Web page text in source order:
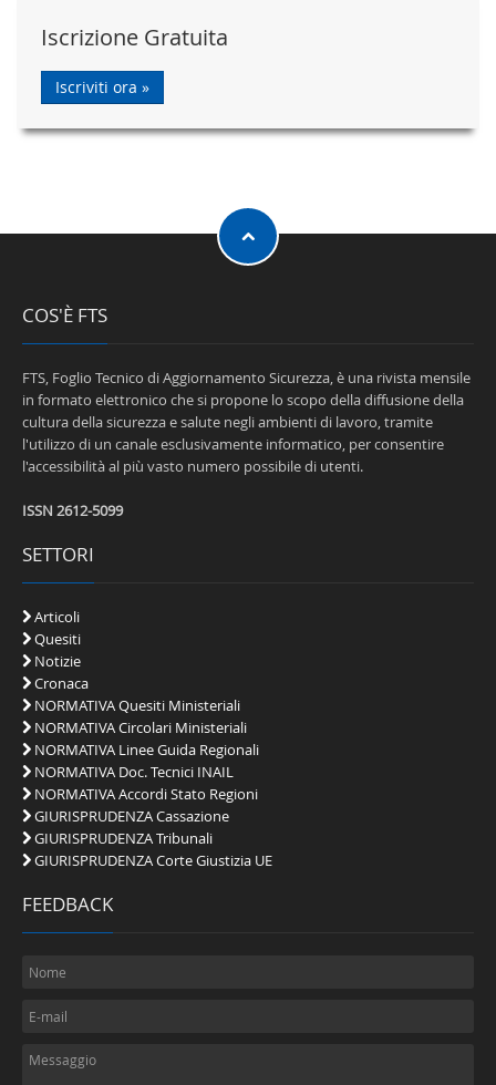
Iscrizione Gratuita
Iscriviti ora »
COS'È FTS
FTS, Foglio Tecnico di Aggiornamento Sicurezza, è una rivista mensile
in formato elettronico che si propone lo scopo della diffusione della
cultura della sicurezza e salute negli ambienti di lavoro, tramite
l'utilizzo di un canale esclusivamente informatico, per consentire
l'accessibilità al più vasto numero possibile di utenti.
ISSN 2612-5099
SETTORI
Articoli
Quesiti
Notizie
Cronaca
NORMATIVA Quesiti Ministeriali
NORMATIVA Circolari Ministeriali
NORMATIVA Linee Guida Regionali
NORMATIVA Doc. Tecnici INAIL
NORMATIVA Accordi Stato Regioni
GIURISPRUDENZA Cassazione
GIURISPRUDENZA Tribunali
GIURISPRUDENZA Corte Giustizia UE
FEEDBACK